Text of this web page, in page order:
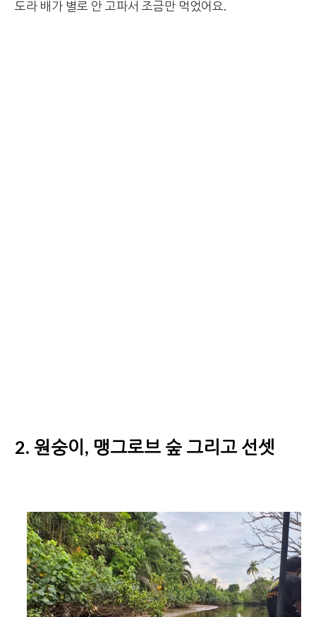
도라 배가 별로 안 고파서 조금만 먹었어요.
2. 원숭이, 맹그로브 숲 그리고 선셋